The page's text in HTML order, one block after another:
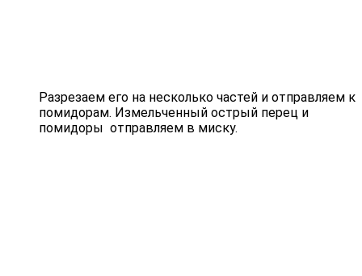
Разрезаем его на несколько частей и отправляем к
помидорам. Измельченный острый перец и
помидоры отправляем в миску.